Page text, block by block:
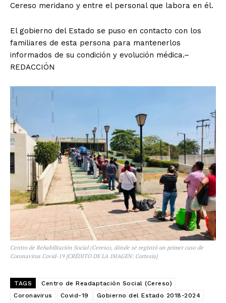
Cereso meridano y entre el personal que labora en él.
El gobierno del Estado se puso en contacto con los
familiares de esta persona para mantenerlos
informados de su condición y evolución médica.–
REDACCIÓN
Centro de Rehabilitación Social (Cereso), dónde se registró un primer caso de
Coronavirus Covid-19 [CRÉDITO DE LA IMAGEN: Cortesía]
TAGS
Centro de Readaptación Social (Cereso)
Coronavirus
Covid-19
Gobierno del Estado 2018-2024